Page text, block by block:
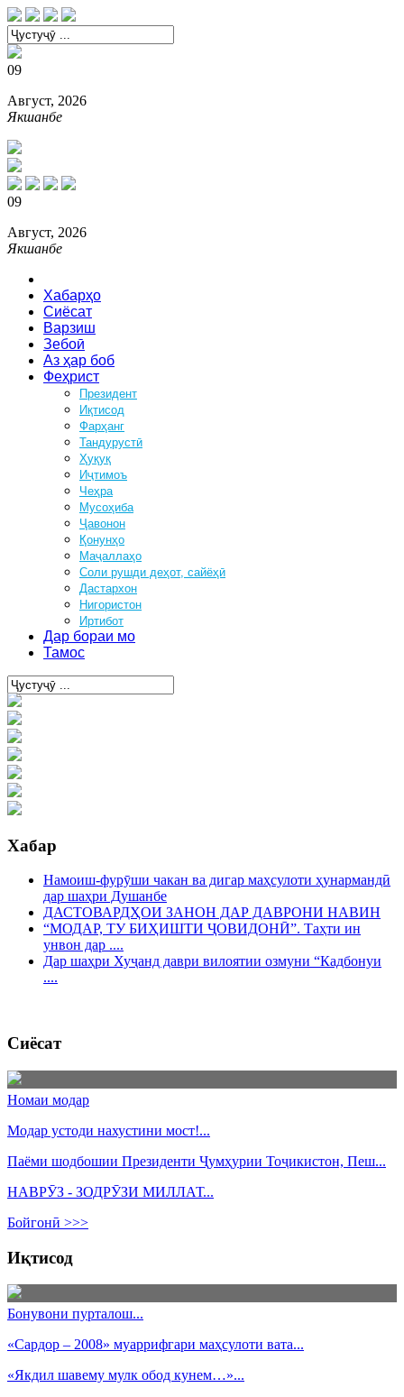
09
Август, 2026
Якшанбе
09
Август, 2026
Якшанбе
Хабарҳо
Сиёсат
Варзиш
Зебоӣ
Аз ҳар боб
Феҳрист
Президент
Иқтисод
Фарҳанг
Тандурустӣ
Ҳуқуқ
Иҷтимоъ
Чеҳра
Мусоҳиба
Ҷавонон
Қонунҳо
Маҷаллаҳо
Соли рушди деҳот, сайёҳӣ
Дастархон
Нигористон
Иртибот
Дар бораи мо
Тамос
Хабар
Намоиш-фурӯши чакан ва дигар маҳсулоти ҳунармандӣ
дар шаҳри Душанбе
ДАСТОВАРДҲОИ ЗАНОН ДАР ДАВРОНИ НАВИН
“МОДАР, ТУ БИҲИШТИ ҶОВИДОНӢ”. Таҳти ин
унвон дар ....
Дар шаҳри Хуҷанд даври вилоятии озмуни “Кадбонуи
....
Сиёсат
Номаи модар
Модар устоди нахустини мост!...
Паёми шодбошии Президенти Ҷумҳурии Тоҷикистон, Пеш...
НАВРӮЗ - ЗОДРӮЗИ МИЛЛАТ...
Бойгонӣ >>>
Иқтисод
Бонувони пурталош...
«Сардор – 2008» муаррифгари маҳсулоти вата...
«Якдил шавему мулк обод кунем…»...